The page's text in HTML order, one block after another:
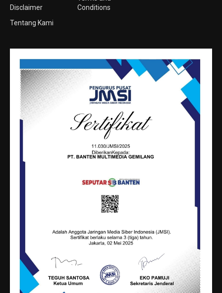
Disclaimer
Tentang Kami
Conditions